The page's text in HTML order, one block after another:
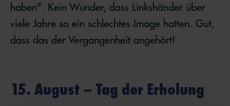
haben". Kein Wunder, dass Linkshänder über
viele Jahre so ein schlechtes Image hatten. Gut,
dass das der Vergangenheit angehört!
15. August – Tag der Erholung